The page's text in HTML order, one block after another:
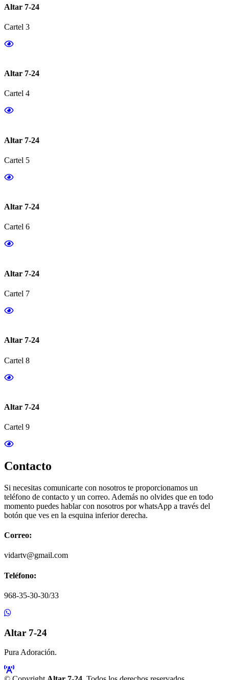
Altar 7-24
Cartel 3
Altar 7-24
Cartel 4
Altar 7-24
Cartel 5
Altar 7-24
Cartel 6
Altar 7-24
Cartel 7
Altar 7-24
Cartel 8
Altar 7-24
Cartel 9
Contacto
Si necesitas comunicarte con nosotros te proporcionamos un
teléfono de contacto y un correo. Además no olvides que en todo
momento puedes hablar con nosotros por whatsApp a través del
botón que ves en la esquina inferior derecha.
Correo:
vidartv@gmail.com
Teléfono:
968-35-30-30/33
Altar 7-24
Pura Adoración.